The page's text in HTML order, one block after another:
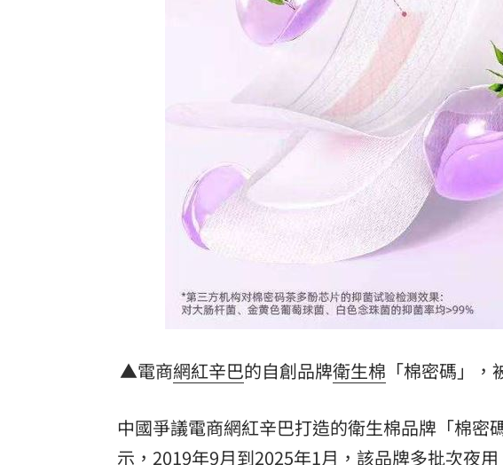
台灣彩券開獎直播中 20:31
LIVE三立+24小時直播
三立iNEWS新聞台線上直播 18:00
市場到酒場料理！可果美蕃茄醬創無限可能 12:00
父親節送會拉筋的按摩椅 爸爸「筋歡喜」 18:00
油品食安事件引關注 挑選保健食品要注意 13:00
罕病博士彭士齊 輪椅上的生命覺醒！ 11:00
酷澎「爸氣父親節」國際官方品牌齊聚 11:00
▲電商網紅辛巴的自創品牌衛生棉 「棉密碼」
中國爭議電商網紅辛巴打造的衛生棉品牌「棉密
示，2019年9月到2025年1月，該品牌多批次夜